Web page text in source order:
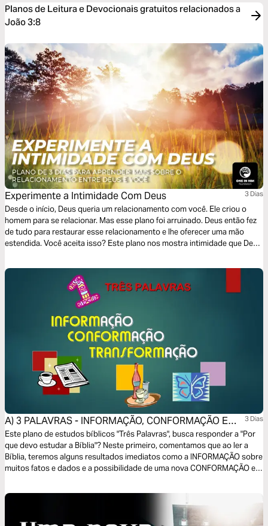
Planos de Leitura e Devocionais gratuitos relacionados a
João 3:8
Experimente a Intimidade Com Deus 3 Dias
Desde o início, Deus queria um relacionamento com você. Ele criou o
homem para se relacionar. Mas esse plano foi arruinado. Deus então fez
de tudo para restaurar esse relacionamento e lhe oferecer uma mão
estendida. Você aceita isso? Este plano nos mostra intimidade que Deus
A) 3 PALAVRAS - INFORMAÇÃO, CONFORMAÇÃO E
TRANSFORMAÇÃO
3 Dias
Este plano de estudos bíblicos "Três Palavras", busca responder a "Por
que devo estudar a Bíblia"? Neste primeiro, comentamos que ao ler a
Bíblia, teremos alguns resultados imediatos como a INFORMAÇÃO sobre
muitos fatos e dados e a possibilidade de uma nova CONFORMAÇÃO em
CONFORMAR; na verdade ela quer a nossa TRANSFORMAÇÃO. Vamos